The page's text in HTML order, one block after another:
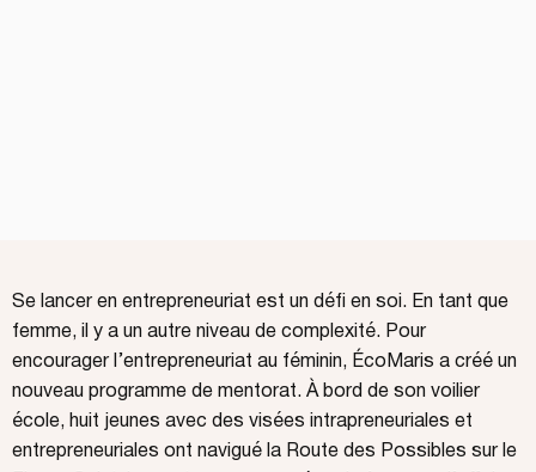
Se lancer en entrepreneuriat est un défi en soi. En tant que
femme, il y a un autre niveau de complexité. Pour
encourager l’entrepreneuriat au féminin, ÉcoMaris a créé un
nouveau programme de mentorat. À bord de son voilier
école, huit jeunes avec des visées intrapreneuriales et
entrepreneuriales ont navigué la Route des Possibles sur le